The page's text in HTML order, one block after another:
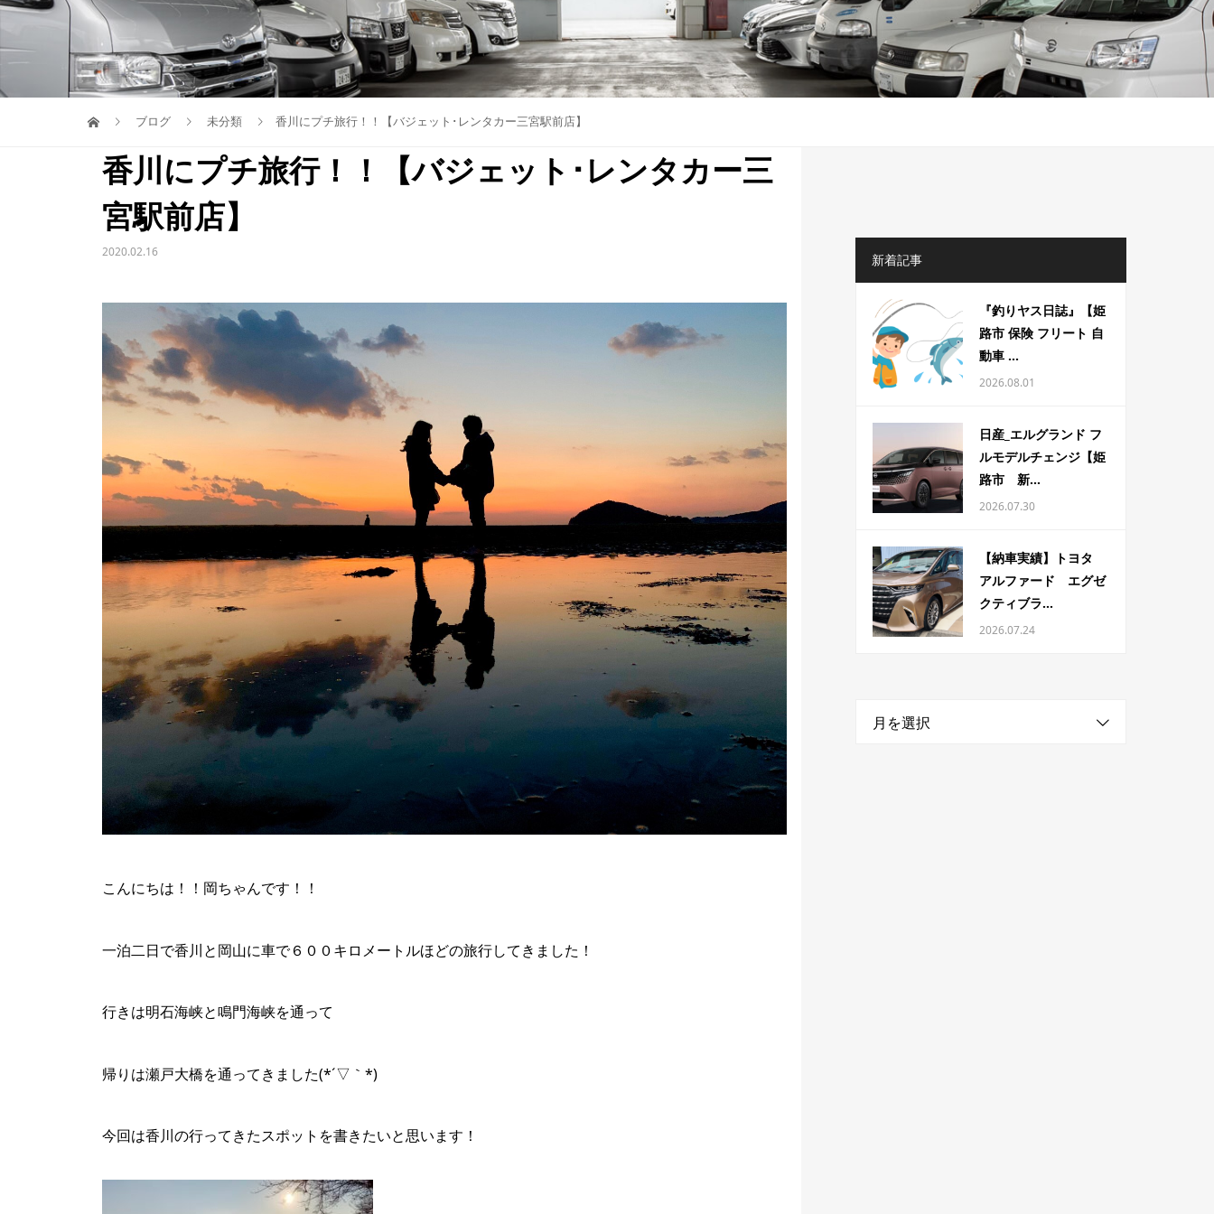
ブログ 未分類 香川にプチ旅行！！【バジェット･レンタカー三宮駅前店】
香川にプチ旅行！！【バジェット･レンタカー三
宮駅前店】
2020.02.16
こんにちは！！岡ちゃんです！！
一泊二日で香川と岡山に車で６００キロメートルほどの旅行してきました！
行きは明石海峡と鳴門海峡を通って
帰りは瀬戸大橋を通ってきました(*´▽｀*)
今回は香川の行ってきたスポットを書きたいと思います！
新着記事
『釣りヤス日誌』【姫
路市 保険 フリート 自
動車 ...
2026.08.01
日産_エルグランド フ
ルモデルチェンジ【姫
路市 新...
2026.07.30
【納車実績】トヨタ
アルファード エグゼ
クティブラ...
2026.07.24
月を選択